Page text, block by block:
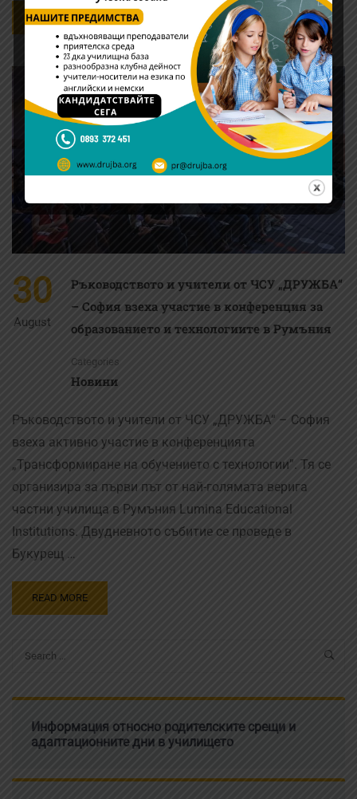
READ MORE
30
August
Ръководството и учители от ЧСУ „ДРУЖБА“
– София взеха участие в конференция за
образованието и технологиите в Румъния
Categories
Новини
Ръководството и учители от ЧСУ „ДРУЖБА“ – София
взеха активно участие в конференцията
„Трансформиране на обучението с технологии”. Тя се
организира за първи път от най-голямата верига
частни училища в Румъния Lumina Educational
Institutions. Двудневното събитие се проведе в
Букурещ …
READ MORE
Информация относно родителските срещи и
адаптационните дни в училището